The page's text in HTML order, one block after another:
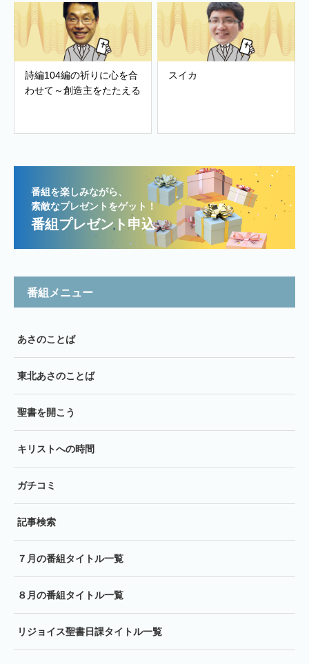
詩編104編の祈りに心を合
わせて～創造主をたたえる
スイカ
番組を楽しみながら、
素敵なプレゼントをゲット！
番組プレゼント申込
番組メニュー
あさのことば
東北あさのことば
聖書を開こう
キリストへの時間
ガチコミ
記事検索
７月の番組タイトル一覧
８月の番組タイトル一覧
リジョイス聖書日課タイトル一覧